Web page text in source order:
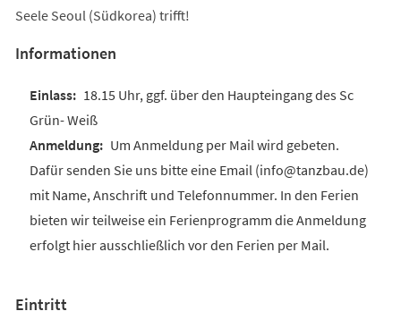
Seele Seoul (Südkorea) trifft!
Informationen
18.15 Uhr, ggf. über den Haupteingang des Sc
Grün- Weiß
Um Anmeldung per Mail wird gebeten.
Dafür senden Sie uns bitte eine Email (info@tanzbau.de)
mit Name, Anschrift und Telefonnummer. In den Ferien
bieten wir teilweise ein Ferienprogramm die Anmeldung
erfolgt hier ausschließlich vor den Ferien per Mail.
Eintritt